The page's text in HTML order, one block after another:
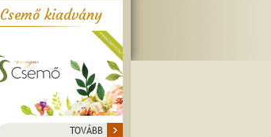
Csemő kiadvány
TOVÁBB